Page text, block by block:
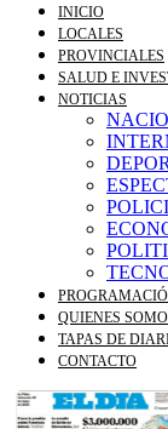
INICIO
LOCALES
PROVINCIALES
SALUD E
NOTICIAS
QUIENES
TAPAS DE
CONTACTO